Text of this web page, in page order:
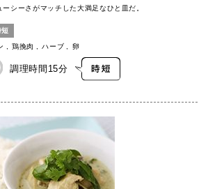
シーさがマッチした大満足なひと皿だ。
短
鶏挽肉 ハーブ 卵
調理時間 15分